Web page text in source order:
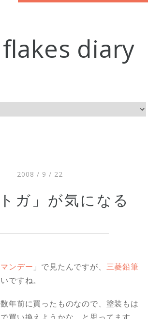
diary
2008 / 9 / 22
ガ」が気になる
ンデー 」で見たんですが、 三菱鉛筆
ですね。
年前に買ったものなので、塗装もは